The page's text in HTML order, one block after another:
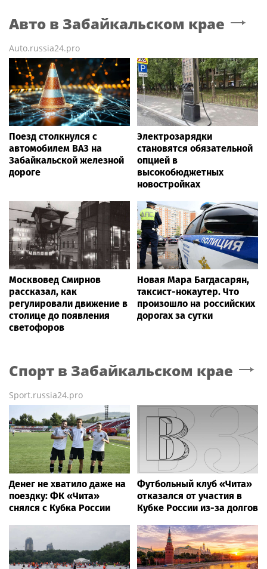
Авто в Забайкальском крае
Auto.russia24.pro
Поезд столкнулся с
автомобилем ВАЗ на
Забайкальской железной
дороге
Электрозарядки
становятся обязательной
опцией в
высокобюджетных
новостройках
Москвовед Смирнов
рассказал, как
регулировали движение в
столице до появления
светофоров
Новая Мара Багдасарян,
таксист-нокаутер. Что
произошло на российских
дорогах за сутки
Спорт в Забайкальском крае
Sport.russia24.pro
Денег не хватило даже на
поездку: ФК «Чита»
снялся с Кубка России
Футбольный клуб «Чита»
отказался от участия в
Кубке России из-за долгов